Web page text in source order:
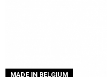
MADE IN BELGIUM